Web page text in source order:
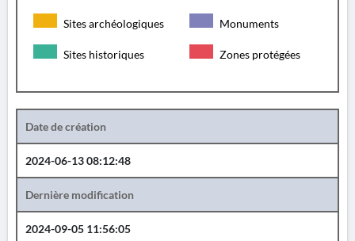
Sites archéologiques Monuments
Sites historiques Zones protégées
Date de création
2024-06-13 08:12:48
Dernière modification
2024-09-05 11:56:05